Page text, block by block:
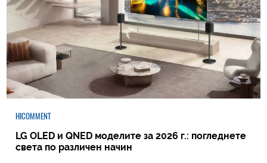
HICOMMENT
LG OLED и QNED моделите за 2026 г.: погледнете
света по различен начин